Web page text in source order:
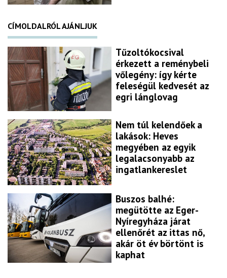
CÍMOLDALRÓL AJÁNLJUK
Tűzoltókocsival
érkezett a reménybeli
vőlegény: így kérte
feleségül kedvesét az
egri lánglovag
Nem túl kelendőek a
lakások: Heves
megyében az egyik
legalacsonyabb az
ingatlankereslet
Buszos balhé:
megütötte az Eger-
Nyíregyháza járat
ellenőrét az ittas nő,
akár öt év börtönt is
kaphat